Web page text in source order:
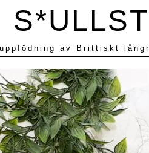
av Brittiskt